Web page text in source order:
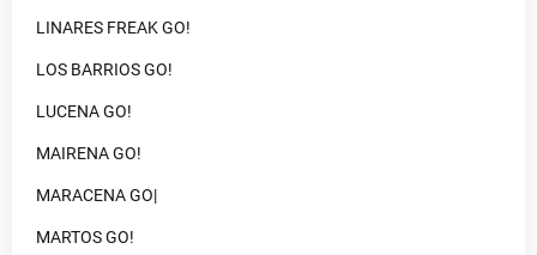
LINARES FREAK GO!
LOS BARRIOS GO!
LUCENA GO!
MAIRENA GO!
MARACENA GO|
MARTOS GO!